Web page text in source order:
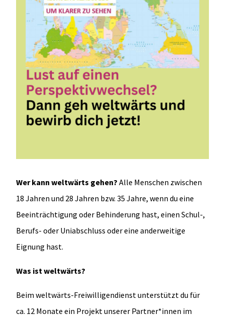
Wer kann weltwärts gehen? Alle Menschen zwischen
18 Jahren und 28 Jahren bzw. 35 Jahre, wenn du eine
Beeinträchtigung oder Behinderung hast, einen Schul-,
Berufs- oder Uniabschluss oder eine anderweitige
Eignung hast.
Was ist weltwärts?
Beim weltwärts-Freiwilligendienst unterstützt du für
ca. 12 Monate ein Projekt unserer Partner*innen im